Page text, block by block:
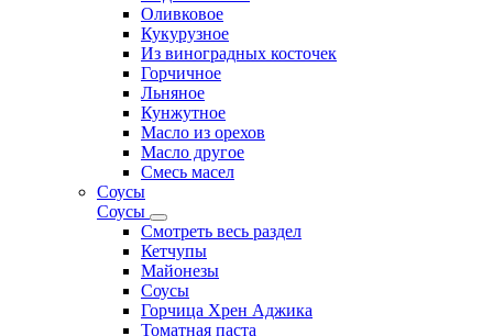
Оливковое
Кукурузное
Из виноградных косточек
Горчичное
Льняное
Кунжутное
Масло из орехов
Масло другое
Смесь масел
Соусы
Соусы
Смотреть весь раздел
Кетчупы
Майонезы
Соусы
Горчица Хрен Аджика
Томатная паста